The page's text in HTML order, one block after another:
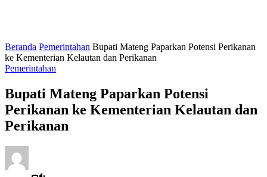
Beranda Pemerintahan Bupati Mateng Paparkan Potensi Perikanan
ke Kementerian Kelautan dan Perikanan
Pemerintahan
Bupati Mateng Paparkan Potensi
Perikanan ke Kementerian Kelautan dan
Perikanan